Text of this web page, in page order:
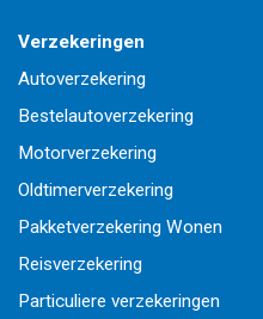
Verzekeringen
Autoverzekering
Bestelautoverzekering
Motorverzekering
Oldtimerverzekering
Pakketverzekering Wonen
Reisverzekering
Particuliere verzekeringen